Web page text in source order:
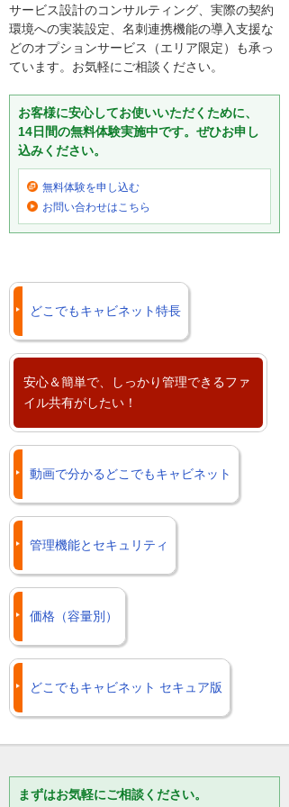
サービス設計のコンサルティング、実際の契約
環境への実装設定、名刺連携機能の導入支援な
どのオプションサービス（エリア限定）も承っ
ています。お気軽にご相談ください。
お客様に安心してお使いいただくために、
14日間の無料体験実施中です。ぜひお申し
込みください。
無料体験を申し込む
お問い合わせはこちら
どこでもキャビネット特長
安心＆簡単で、しっかり管理できるファ
イル共有がしたい！
動画で分かるどこでもキャビネット
管理機能とセキュリティ
価格（容量別）
どこでもキャビネット セキュア版
まずはお気軽にご相談ください。